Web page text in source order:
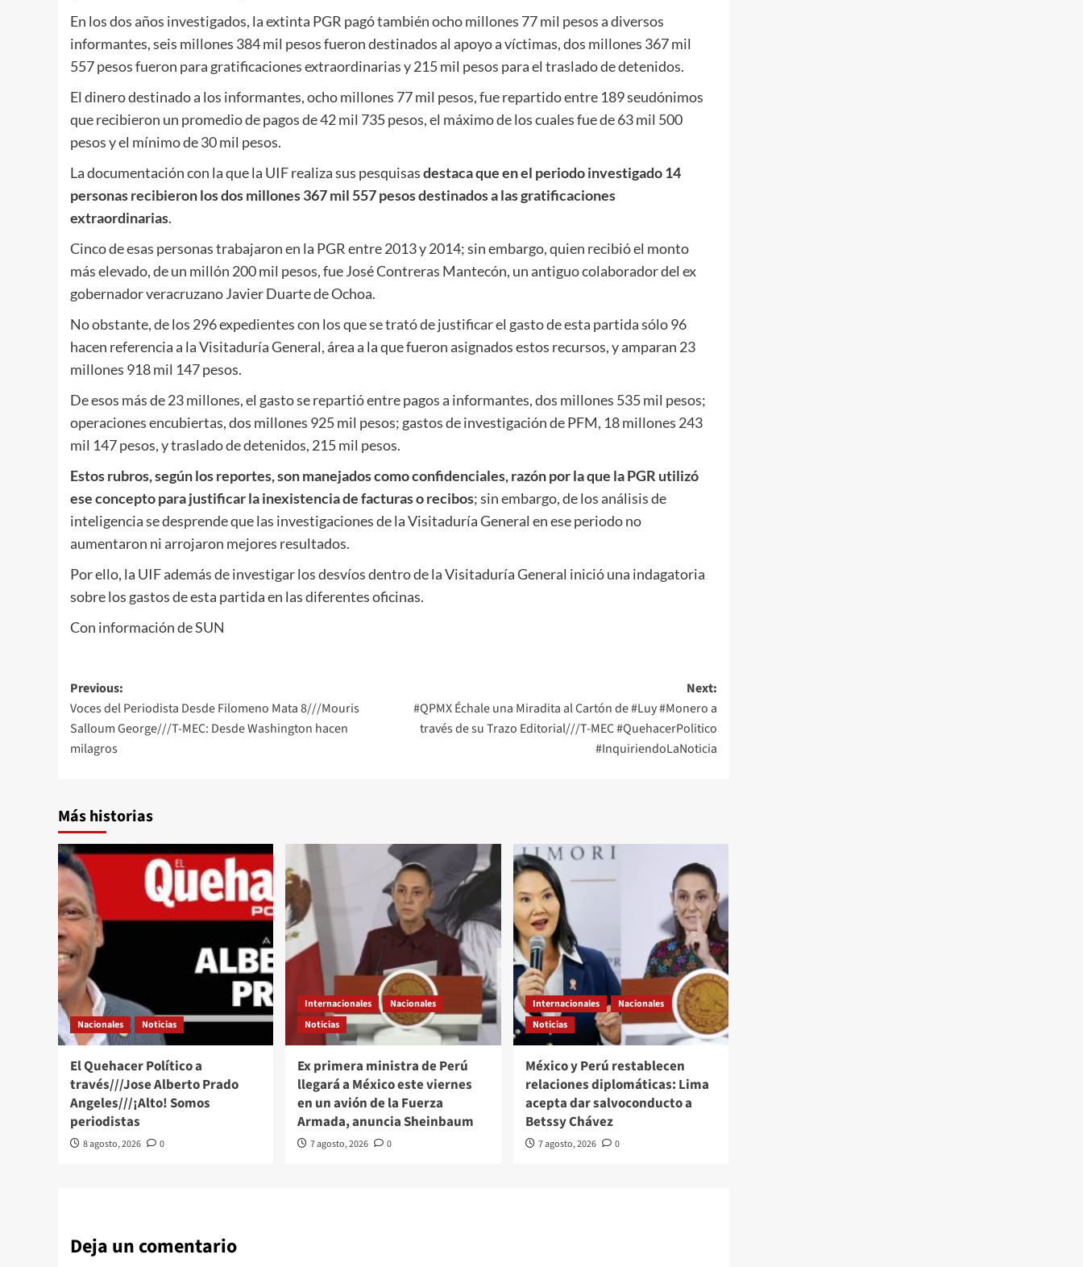
En los dos años investigados, la extinta PGR pagó también ocho millones 77 mil pesos a diversos
informantes, seis millones 384 mil pesos fueron destinados al apoyo a víctimas, dos millones 367 mil
557 pesos fueron para gratificaciones extraordinarias y 215 mil pesos para el traslado de detenidos.
El dinero destinado a los informantes, ocho millones 77 mil pesos, fue repartido entre 189 seudónimos
que recibieron un promedio de pagos de 42 mil 735 pesos, el máximo de los cuales fue de 63 mil 500
pesos y el mínimo de 30 mil pesos.
La documentación con la que la UIF realiza sus pesquisasdestaca que en el periodo investigado 14
personas recibieron los dos millones 367 mil 557 pesos destinados a las gratificaciones
extraordinarias.
Cinco de esas personas trabajaron en la PGR entre 2013 y 2014; sin embargo, quien recibió el monto
más elevado, de un millón 200 mil pesos, fue José Contreras Mantecón, un antiguo colaborador del ex
gobernador veracruzano Javier Duarte de Ochoa.
No obstante, de los 296 expedientes con los que se trató de justificar el gasto de esta partida sólo 96
hacen referencia a la Visitaduría General, área a la que fueron asignados estos recursos, y amparan 23
millones 918 mil 147 pesos.
De esos más de 23 millones, el gasto se repartió entre pagos a informantes, dos millones 535 mil pesos;
operaciones encubiertas, dos millones 925 mil pesos; gastos de investigación de PFM, 18 millones 243
mil 147 pesos, y traslado de detenidos, 215 mil pesos.
Estos rubros, según los reportes, son manejados como confidenciales, razón por la que la PGR utilizó
ese concepto para justificar la inexistencia de facturas o recibos; sin embargo, de los análisis de
inteligencia se desprende que las investigaciones de la Visitaduría General en ese periodo no
aumentaron ni arrojaron mejores resultados.
Por ello, la UIF además de investigar los desvíos dentro de la Visitaduría General inició una indagatoria
sobre los gastos de esta partida en las diferentes oficinas.
Con información de SUN
Post
navigation
Previous:
Voces del Periodista Desde Filomeno Mata 8///Mouris
Salloum George///T-MEC: Desde Washington hacen
milagros
Next:
#QPMX Échale una Miradita al Cartón de #Luy #Monero a
través de su Trazo Editorial///T-MEC #QuehacerPolitico
#InquiriendoLaNoticia
Más historias
Nacionales Noticias
El Quehacer Político a
través///Jose Alberto Prado
Angeles///¡Alto! Somos
periodistas
8 agosto, 2026 0
Internacionales
Nacionales
Noticias
Ex primera ministra de Perú
llegará a México este viernes
en un avión de la Fuerza
Armada, anuncia Sheinbaum
7 agosto, 2026 0
Internacionales
Nacionales
Noticias
México y Perú restablecen
relaciones diplomáticas: Lima
acepta dar salvoconducto a
Betssy Chávez
7 agosto, 2026 0
Deja un comentario